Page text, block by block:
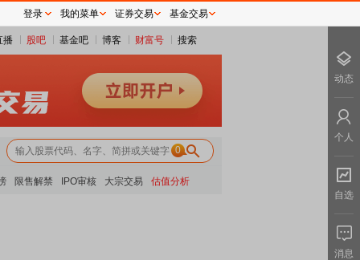
播 股吧 基金吧 博客 财富号 搜索
0
限售解禁 IPO审核 大宗交易 估值分析
登录 我的菜单 证券交易 基金交易
动态
个人
自选
消息